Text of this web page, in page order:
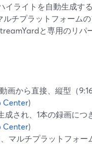
イライトを自動生成す
チプラットフォーム
と専用のリパ
画から直接、縦型（
Center)
され、1本の録画につ
Center)
マルチプラットフォー